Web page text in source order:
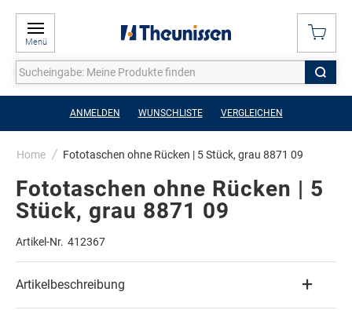
Menü
ANMELDEN WUNSCHLISTE VERGLEICHEN
Home Fototaschen ohne Rücken | 5 Stück, grau 8871 09
Fototaschen ohne Rücken | 5
Stück, grau 8871 09
Artikel-Nr. 412367
Artikelbeschreibung